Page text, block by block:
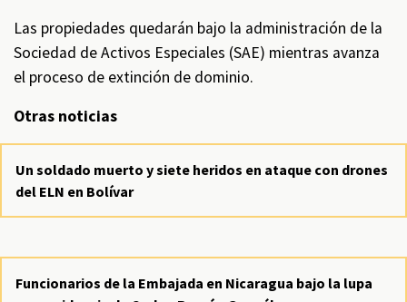
Las propiedades quedarán bajo la administración de la
Sociedad de Activos Especiales (SAE) mientras avanza
el proceso de extinción de dominio.
Otras noticias
Un soldado muerto y siete heridos en ataque con drones
del ELN en Bolívar
Funcionarios de la Embajada en Nicaragua bajo la lupa